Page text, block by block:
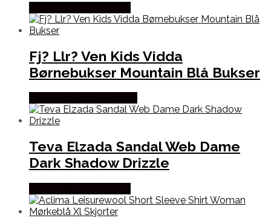
Fj? Llr? Ven Kids Vidda
Børnebukser Mountain Blå Bukser
Teva Elzada Sandal Web Dame
Dark Shadow Drizzle